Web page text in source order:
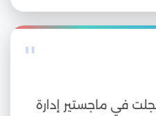
"
في ماجستير إدارة